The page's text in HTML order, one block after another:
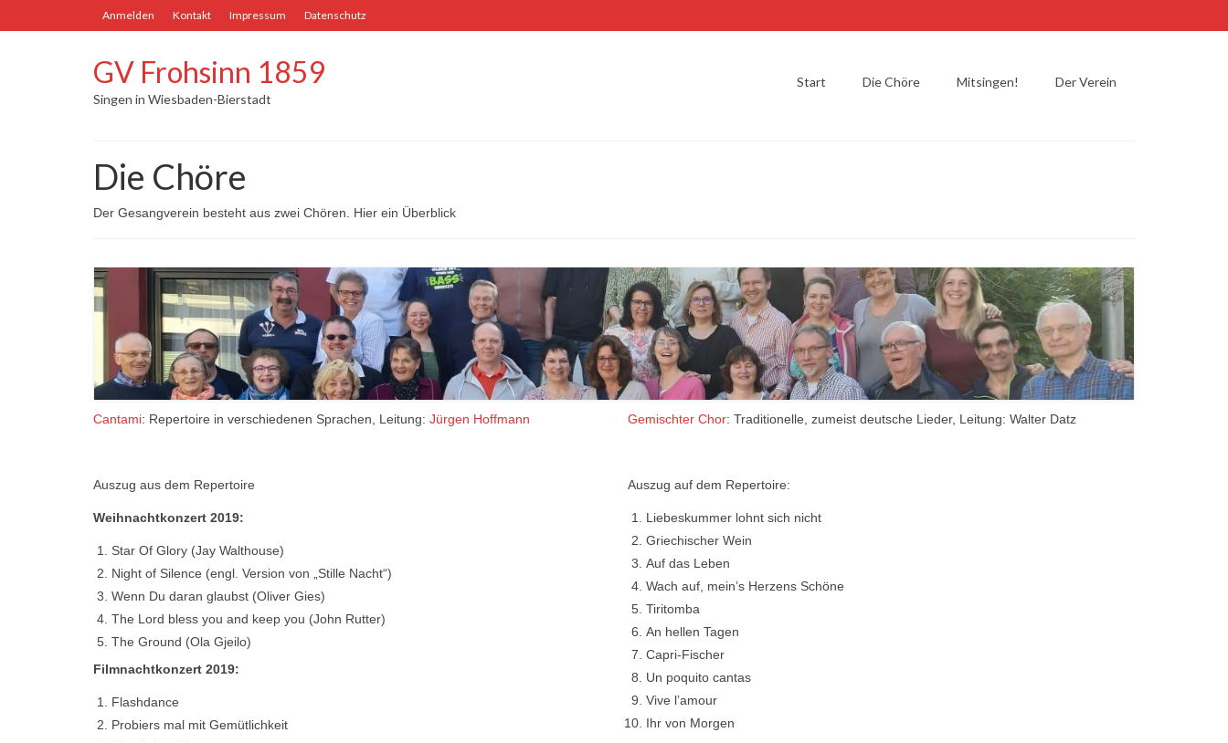
Anmelden Kontakt Impressum Datenschutz
GV Frohsinn 1859
Singen in Wiesbaden-Bierstadt
Start Die Chöre Mitsingen! Der Verein
Die Chöre
Der Gesangverein besteht aus zwei Chören. Hier ein Überblick
Cantami: Repertoire in verschiedenen Sprachen, Leitung: Jürgen Hoffmann
Auszug aus dem Repertoire
Weihnachtkonzert 2019:
Star Of Glory (Jay Walthouse)
Night of Silence (engl. Version von „Stille Nacht“)
Wenn Du daran glaubst (Oliver Gies)
The Lord bless you and keep you (John Rutter)
The Ground (Ola Gjeilo)
Filmnachtkonzert 2019:
Flashdance
Probiers mal mit Gemütlichkeit
Gemischter Chor: Traditionelle, zumeist deutsche Lieder, Leitung: Walter Datz
Auszug auf dem Repertoire:
Liebeskummer lohnt sich nicht
Griechischer Wein
Auf das Leben
Wach auf, mein’s Herzens Schöne
Tiritomba
An hellen Tagen
Capri-Fischer
Un poquito cantas
Vive l’amour
Ihr von Morgen